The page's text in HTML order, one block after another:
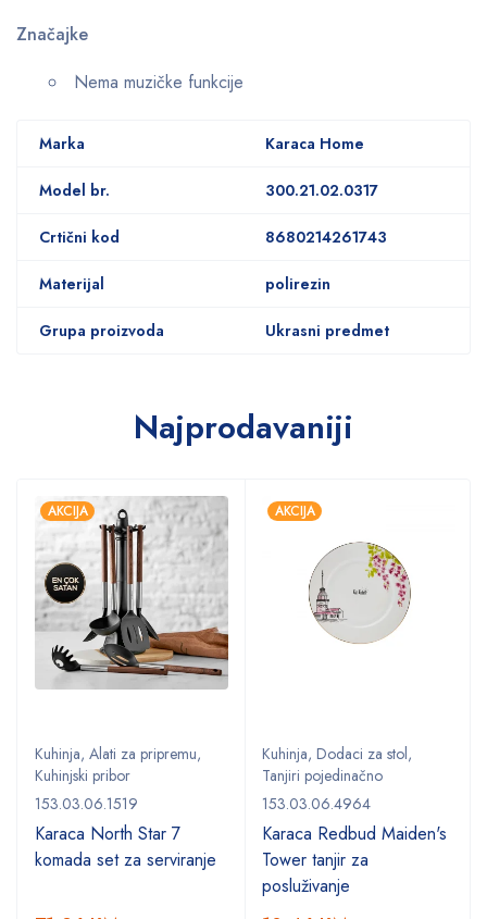
Značajke
Nema muzičke funkcije
Marka Karaca Home
Model br. 300.21.02.0317
Crtični kod 8680214261743
Materijal polirezin
Grupa proizvoda Ukrasni predmet
Najprodavaniji
AKCIJA
Kuhinja, Alati za pripremu,
Kuhinjski pribor
153.03.06.1519
Karaca North Star 7
komada set za serviranje
AKCIJA
Kuhinja, Dodaci za stol,
Tanjiri pojedinačno
153.03.06.4964
Karaca Redbud Maiden's
Tower tanjir za
posluživanje